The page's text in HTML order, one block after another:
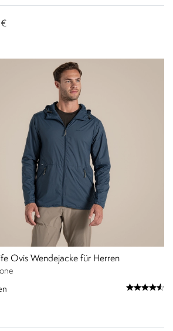
€
Ovis Wendejacke für Herren